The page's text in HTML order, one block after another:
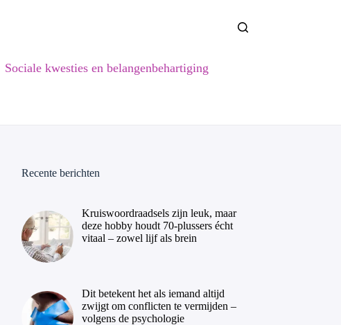
Sociale kwesties en belangenbehartiging
Recente berichten
Kruiswoordraadsels zijn leuk, maar
deze hobby houdt 70-plussers écht
vitaal – zowel lijf als brein
Dit betekent het als iemand altijd
zwijgt om conflicten te vermijden –
volgens de psychologie